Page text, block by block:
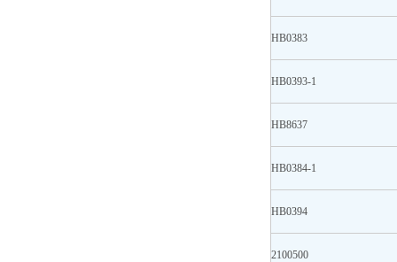
HB0383
HB0393-1
HB8637
HB0384-1
HB0394
2100500